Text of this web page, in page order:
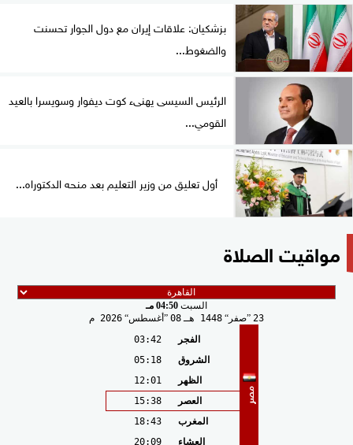
بزشكيان: علاقات إيران مع دول الجوار تحسنت
والضغوط...
الرئيس السيسى يهنىء كوت ديفوار وسويسرا بالعيد
القومي...
أول تعليق من وزير التعليم بعد منحه الدكتوراه...
مواقيت الصلاة
السبت 04:50 مـ
23 صفر 1448 هـ 08 أغسطس 2026 م
مصر
الفجر
03:42
الشروق
05:18
الظهر
12:01
العصر
15:38
المغرب
18:43
العشاء
20:09